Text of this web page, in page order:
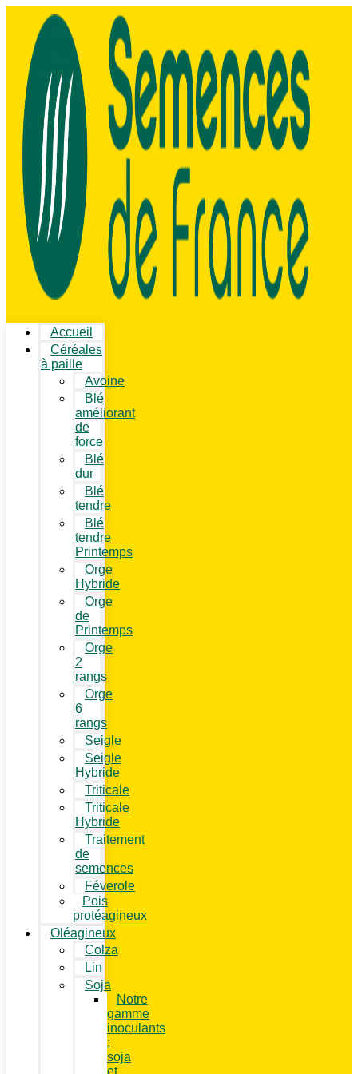
Accueil
Céréales
à paille
Avoine
Blé
améliorant
de
force
Blé
dur
Blé
tendre
Blé
tendre
Printemps
Orge
Hybride
Orge
de
Printemps
Orge
2
rangs
Orge
6
rangs
Seigle
Seigle
Hybride
Triticale
Triticale
Hybride
Traitement
de
semences
Féverole
Pois
protéagineux
Oléagineux
Colza
Lin
Soja
Notre
gamme
inoculants
:
soja
et